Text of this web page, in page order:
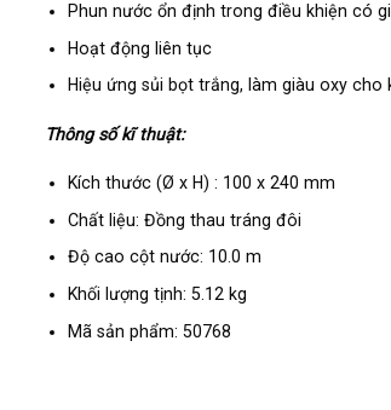
Phun nước ổn định trong điều khiện có
Hoạt động liên tục
Hiệu ứng sủi bọt trắng, làm giàu oxy cho
Thông số kĩ thuật:
Kích thước (Ø x H) : 100 x 240 mm
Chất liệu: Đồng thau tráng đôi
Độ cao cột nước: 10.0 m
Khối lượng tịnh: 5.12 kg
Mã sản phẩm: 50768